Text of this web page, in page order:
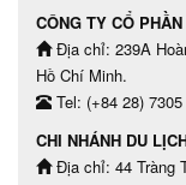
CÔNG TY CỔ
Địa chỉ: 239A
Hồ Chí Minh.
Tel: (+84 28)
CHI NHÁNH DU
Địa chỉ: 44 Tràng